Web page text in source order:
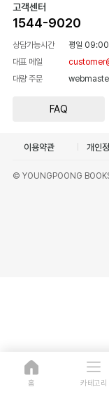
고객센터
1544-9020
상담가능시간 평일
대표 메일
대량 주문
FAQ
이용약관 개인
© YOUNGPOONG
홈 카테고리